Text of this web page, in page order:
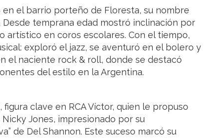
en el barrio porteño de Floresta, su nombre
Desde temprana edad mostró inclinación por
artístico en coros escolares. Con el tiempo,
exploró el jazz, se aventuró en el bolero y
el naciente rock & roll, donde se destacó
del estilo en la Argentina.
clave en RCA Víctor, quien le propuso
Jones, impresionado por su
de Del Shannon. Este suceso marcó su